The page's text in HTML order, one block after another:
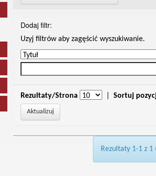
Dodaj filtr:
Uzyj filtrów aby zagęścić wyszukiwanie.
Rezultaty/Strona Sortuj
Rezultaty 1-1 z 1